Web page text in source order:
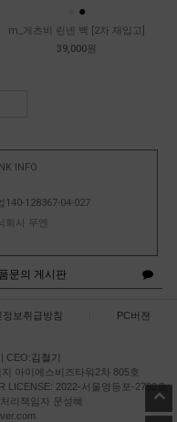
●
m_게츠비 린넨 백 [2차 재입고]
39,000원
INFO
140-128367-04-027
회사 무엔
문의 게시판
정보취급방침 PC버젼
| CEO:김철기
아이에스비즈타워2차 805호
LICENSE: 2022-서울영등포-2732호
리책임자 문성혜